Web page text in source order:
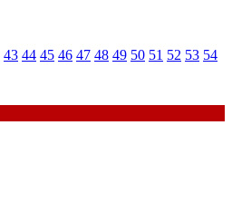
43 44 45 46 47 48 49 50 51 52 53 54